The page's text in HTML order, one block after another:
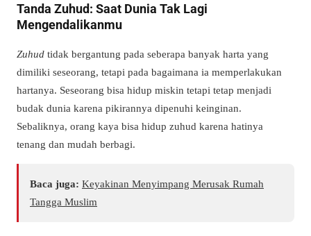
Tanda Zuhud: Saat Dunia Tak Lagi
Mengendalikanmu
Zuhud tidak bergantung pada seberapa banyak harta yang
dimiliki seseorang, tetapi pada bagaimana ia memperlakukan
hartanya. Seseorang bisa hidup miskin tetapi tetap menjadi
budak dunia karena pikirannya dipenuhi keinginan.
Sebaliknya, orang kaya bisa hidup zuhud karena hatinya
tenang dan mudah berbagi.
Baca juga: Keyakinan Menyimpang Merusak Rumah
Tangga Muslim